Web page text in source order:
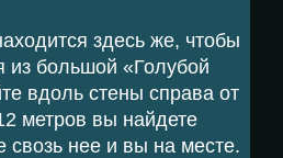
здесь же, чтобы
из большой «Голубой
вдоль стены справа от
метров вы найдете
свозь нее и вы на месте.